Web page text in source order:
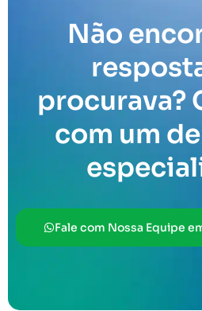
Não
procurava?
com um
Fale com Nossa Equipe